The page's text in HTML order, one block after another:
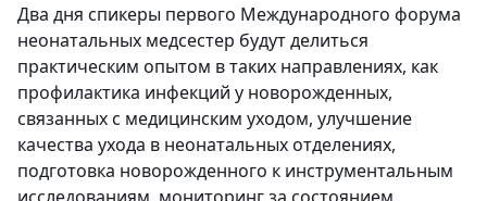
Два дня спикеры первого Международного форума
неонатальных медсестер будут делиться
практическим опытом в таких направлениях, как
профилактика инфекций у новорожденных,
связанных с медицинским уходом, улучшение
качества ухода в неонатальных отделениях,
подготовка новорожденного к инструментальным